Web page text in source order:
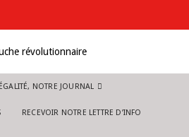
NOTRE JOURNAL
RECEVOIR NOTRE LETTRE D’INFO